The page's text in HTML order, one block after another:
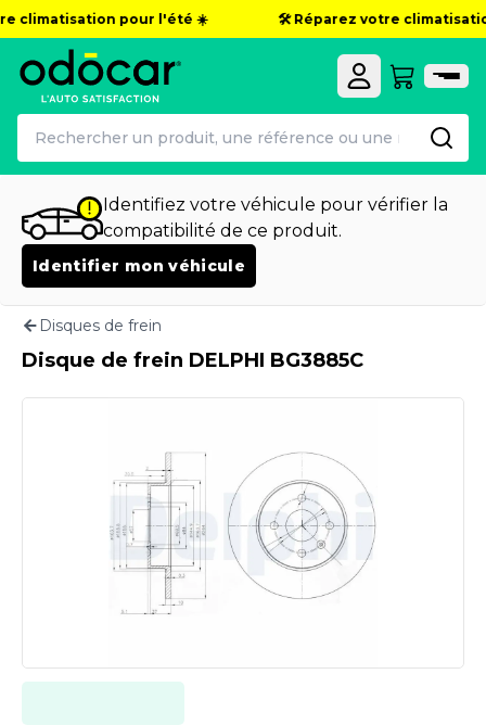
climatisation pour l'été ☀️ 🛠️ Réparez votre
Identifiez votre véhicule pour vérifier la
compatibilité de ce produit.
Identifier mon véhicule
Disques de frein
Disque de frein DELPHI BG3885C